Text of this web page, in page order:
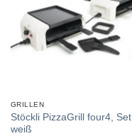
GRILLEN
Stöckli PizzaGrill four4, Set
weiß